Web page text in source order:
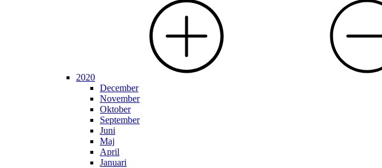
2020
December
November
Oktober
September
Juni
Maj
April
Januari